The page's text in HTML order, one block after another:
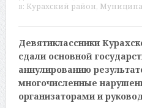
в: Курахский район,
Девятиклассники
сдали основной
аннулированию
многочисленные
организаторами и